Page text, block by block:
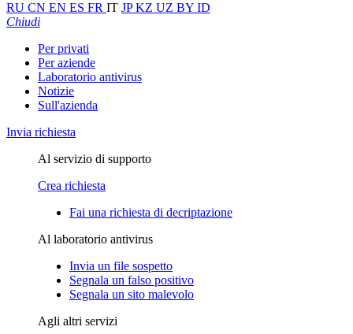
RU CN EN ES FR IT JPKZ UZ BY ID
Chiudi
Per privati
Per aziende
Laboratorio antivirus
Notizie
Sull'azienda
Invia richiesta
Al servizio di supporto
Crea richiesta
Fai una richiesta di decriptazione
Al laboratorio antivirus
Invia un file sospetto
Segnala un falso positivo
Segnala un sito malevolo
Agli altri servizi